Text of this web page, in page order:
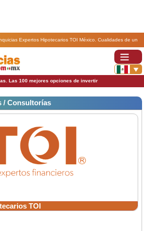
Expertos Hipotecarios TOI México. Cualidades de un
Las 100 mejores opciones de invertir
/ Consultorías
TOI